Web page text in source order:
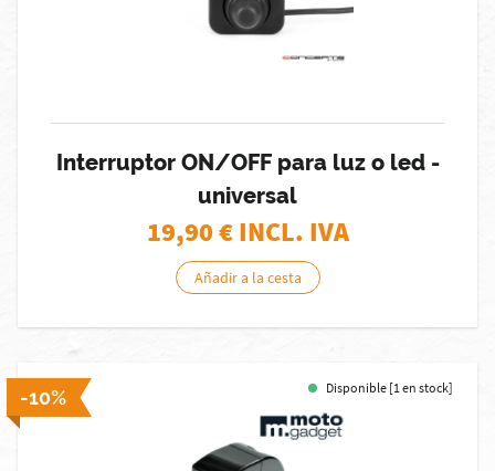
Interruptor ON/OFF para luz o led -
universal
19,90€ INCL. IVA
Añadir a la cesta
-10% Disponible [1 en stock]